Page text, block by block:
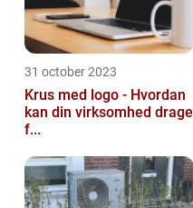
31 october 2023
Krus med logo - Hvordan
kan din virksomhed drage
f...